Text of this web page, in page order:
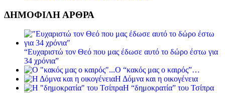
ΔΗΜΟΦΙΛΗ ΑΡΘΡΑ
“Ευχαριστώ τον Θεό που μας έδωσε αυτό το δώρο έστω για
34 χρόνια”
Ο “κακός μας ο καιρός”…
Η Δόμνα και η οικογένεια
Η “δημοκρατία” του Τσίπρα